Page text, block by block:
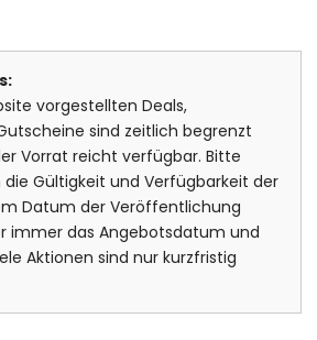
vorgestellten Deals,
sind zeitlich begrenzt
Vorrat reicht verfügbar. Bitte
Gültigkeit und Verfügbarkeit der
Datum der Veröffentlichung
immer das Angebotsdatum und
Aktionen sind nur kurzfristig